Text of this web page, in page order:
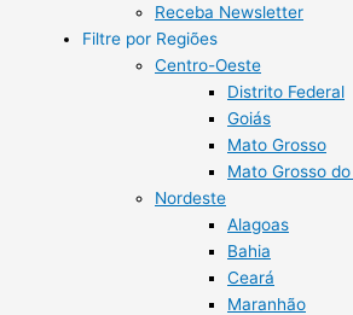
Receba Newsletter
Filtre por Regiões
Centro-Oeste
Distrito Federal
Goiás
Mato Grosso
Mato Grosso
Nordeste
Alagoas
Bahia
Ceará
Maranhão